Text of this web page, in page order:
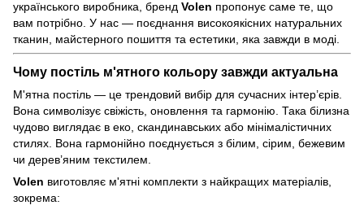
українського виробника, бренд Volen пропонує саме те, що
вам потрібно. У нас — поєднання високоякісних натуральних
тканин, майстерного пошиття та естетики, яка завжди в моді.
Чому постіль м'ятного кольору завжди актуальна
М'ятна постіль — це трендовий вибір для сучасних інтер’єрів.
Вона символізує свіжість, оновлення та гармонію. Така білизна
чудово виглядає в еко, скандинавських або мінімалістичних
стилях. Вона гармонійно поєднується з білим, сірим, бежевим
чи дерев’яним текстилем.
Volen виготовляє м'ятні комплекти з найкращих матеріалів,
зокрема: